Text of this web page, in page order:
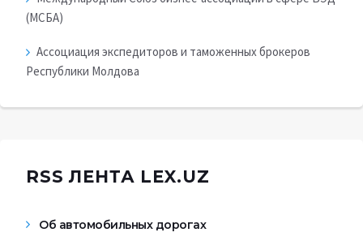
(МСБА)
Ассоциация экспедиторов и таможенных брокеров
Республики Молдова
RSS ЛЕНТА LEX.UZ
Об автомобильных дорогах